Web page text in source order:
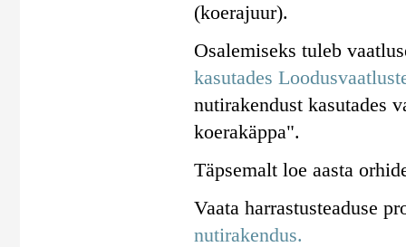
(koerajuur).
Osalemiseks tuleb
kasutades
nutirakendust kasutades
koerakäppa".
Täpsemalt loe aasta
Vaata harrastusteaduse
nutirakendus.